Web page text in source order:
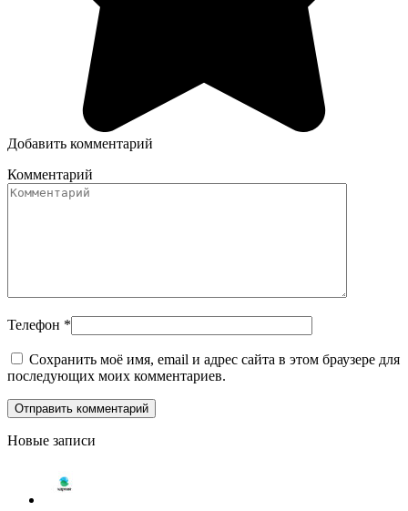
Добавить комментарий
Комментарий
Телефон *
Сохранить моё имя, email и адрес сайта в этом браузере для
последующих моих комментариев.
Новые записи